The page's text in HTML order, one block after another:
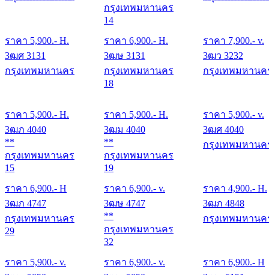
ราคา 5,900.- H.
กรุงเทพมหานคร
14
ราคา 6,900.- H. ราคา 7,900.- v.
3ฒศ 3131
กรุงเทพมหานคร
ราคา 5,900.- H.
3ฒษ 3131
กรุงเทพมหานคร
18
ราคา 5,900.- H.
3ฒว 3232
กรุงเทพมหานค
ราคา 5,900.- v.
3ฒภ 4040
**
กรุงเทพมหานคร
15
ราคา 6,900.- H
3ฒม 4040
**
กรุงเทพมหานคร
19
ราคา 6,900.- v.
3ฒศ 4040
กรุงเทพมหานค
ราคา 4,900.- H.
3ฒภ 4747
กรุงเทพมหานคร
29
ราคา 5,900.- v.
3ฒษ 4747
**
กรุงเทพมหานคร
32
ราคา 6,900.- v.
3ฒภ 4848
กรุงเทพมหานค
ราคา 6,900.- H